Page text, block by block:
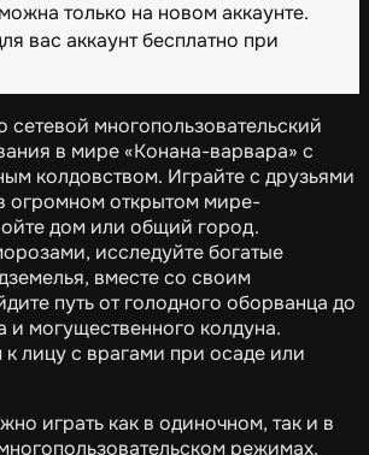
только на новом аккаунте.
вас аккаунт бесплатно при
сетевой многопользовательский
в мире «Конана-варвара» с
колдовством. Играйте с друзьями
огромном открытом мире-
дом или общий город.
исследуйте богатые
вместе со своим
путь от голодного оборванца до
и могущественного колдуна.
лицу с врагами при осаде или
играть как в одиночном, так и в
режимах.